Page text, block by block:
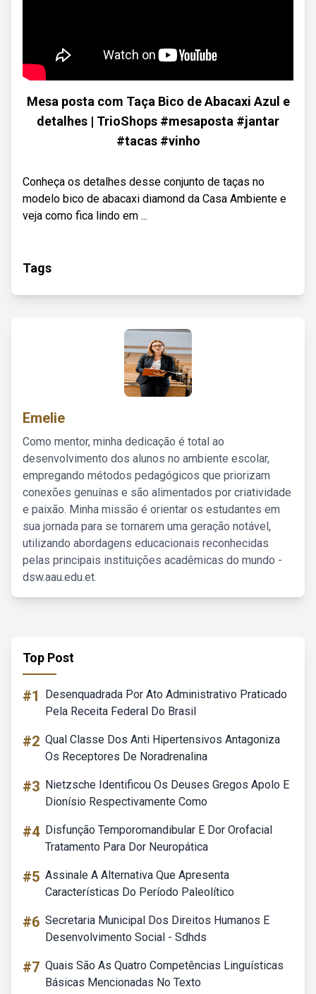
Mesa posta com Taça Bico de Abacaxi Azul e
detalhes | TrioShops #mesaposta #jantar
#tacas #vinho
Conheça os detalhes desse conjunto de taças no
modelo bico de abacaxi diamond da Casa Ambiente e
veja como fica lindo em ...
Tags
Emelie
Como mentor, minha dedicação é total ao
desenvolvimento dos alunos no ambiente escolar,
empregando métodos pedagógicos que priorizam
conexões genuínas e são alimentados por criatividade
e paixão. Minha missão é orientar os estudantes em
sua jornada para se tornarem uma geração notável,
utilizando abordagens educacionais reconhecidas
pelas principais instituições acadêmicas do mundo -
dsw.aau.edu.et.
Top Post
#1
Desenquadrada Por Ato Administrativo Praticado
Pela Receita Federal Do Brasil
#2 Qual Classe Dos Anti Hipertensivos Antagoniza
Os Receptores De Noradrenalina
#3 Nietzsche Identificou Os Deuses Gregos Apolo E
Dionísio Respectivamente Como
#4 Disfunção Temporomandibular E Dor Orofacial
Tratamento Para Dor Neuropática
#5 Assinale A Alternativa Que Apresenta
Características Do Período Paleolítico
#6 Secretaria Municipal Dos Direitos Humanos E
Desenvolvimento Social - Sdhds
#7 Quais São As Quatro Competências Linguísticas
Básicas Mencionadas No Texto